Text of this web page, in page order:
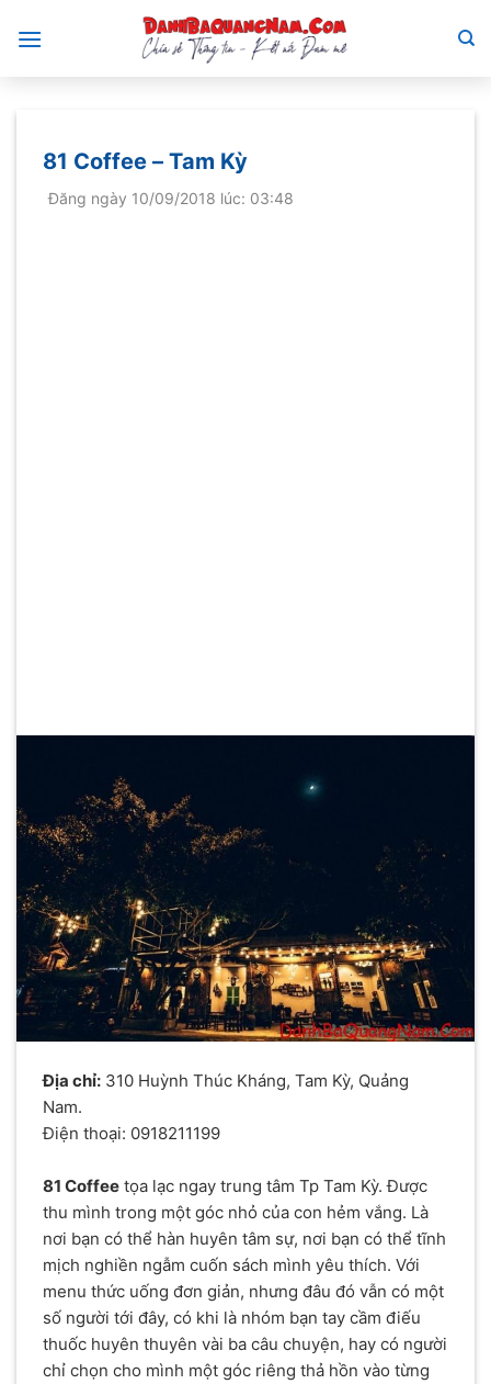
qua
81 Coffee – Tam Kỳ
Đăng ngày 10/09/2018 lúc: 03:48
Địa chỉ: 310 Huỳnh Thúc Kháng, Tam Kỳ, Quảng
Nam.
Điện thoại: 0918211199
81 Coffee tọa lạc ngay trung tâm Tp Tam Kỳ. Được
thu mình trong một góc nhỏ của con hẻm vắng. Là
nơi bạn có thể hàn huyên tâm sự, nơi bạn có thể tĩnh
mịch nghiền ngẫm cuốn sách mình yêu thích. Với
menu thức uống đơn giản, nhưng đâu đó vẫn có một
số người tới đây, có khi là nhóm bạn tay cầm điếu
thuốc huyên thuyên vài ba câu chuyện, hay có người
chỉ chọn cho mình một góc riêng thả hồn vào từng